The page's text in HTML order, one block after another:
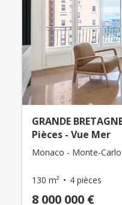
GRANDE
Pièces - Vue Mer
Monaco - Monte-Carlo
130 m² 4 pièces
8 000 000 €